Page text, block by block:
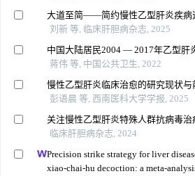
大道至简——简约慢性乙型肝炎疾病
刘新 等, 临床肝胆病杂志, 2025
中国大陆居民2004 — 2017年乙型肝
蒋伟 等, 中国公共卫生, 2022
慢性乙型肝炎临床治愈的研究现状与
彭语晨 等, 西南医科大学学报, 2025
关注慢性乙型肝炎特殊人群抗病毒
临床肝胆病杂志, 2024
Precision strike strategy for liver
xiao-chai-hu decoction: a meta-